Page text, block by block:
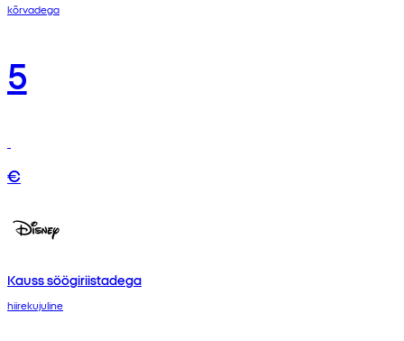
kõrvadega
5
€
Kauss söögiriistadega
hiirekujuline